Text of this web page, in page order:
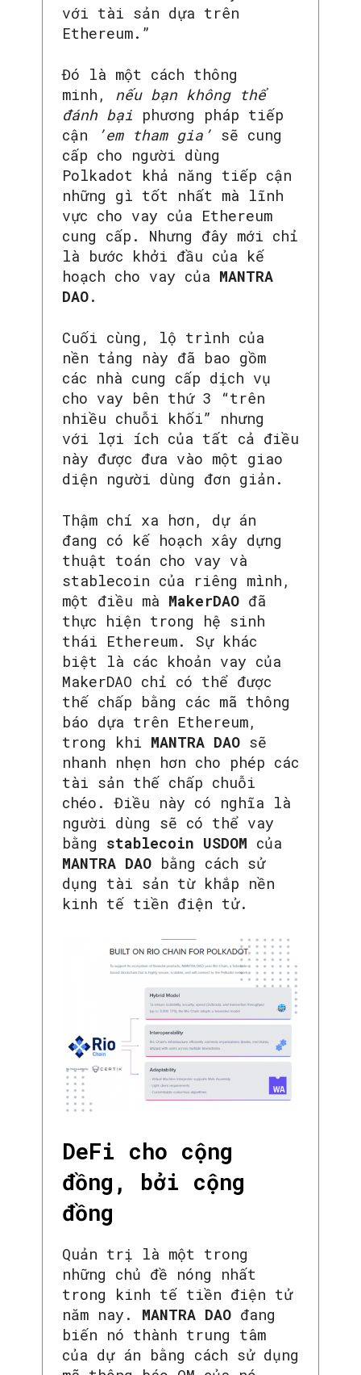
với tài sản dựa trên
Ethereum.”
Đó là một cách thông
minh, nếu bạn không thể
đánh bại phương pháp tiếp
cận
’em tham gia’ sẽ cung
cấp cho người dùng
Polkadot khả năng tiếp cận
những gì tốt nhất mà lĩnh
vực cho vay của Ethereum
cung cấp. Nhưng đây mới chỉ
là bước khởi đầu của kế
hoạch cho vay của MANTRA
DAO.
Cuối cùng, lộ trình của
nền tảng này đã bao gồm
các nhà cung cấp dịch vụ
cho vay bên thứ 3 “trên
nhiều chuỗi khối” nhưng
với lợi ích của tất cả điều
này được đưa vào một giao
diện người dùng đơn giản.
Thậm chí xa hơn, dự án
đang có kế hoạch xây dựng
thuật toán cho vay và
stablecoin của riêng mình,
một điều mà MakerDAO đã
thực hiện trong hệ sinh
thái Ethereum. Sự khác
biệt là các khoản vay của
MakerDAO chỉ có thể được
thế chấp bằng các mã thông
báo dựa trên Ethereum,
trong khi MANTRA DAO sẽ
nhanh nhẹn hơn cho phép các
tài sản thế chấp chuỗi
chéo. Điều này có nghĩa là
người dùng sẽ có thể vay
bằng stablecoin USDOM của
MANTRA DAO bằng cách sử
dụng tài sản từ khắp nền
kinh tế tiền điện tử.
DeFi cho cộng
đồng, bởi cộng
đồng
Quản trị là một trong
những chủ đề nóng nhất
trong kinh tế tiền điện tử
năm nay. MANTRA DAO đang
biến nó thành trung tâm
của dự án bằng cách sử dụng